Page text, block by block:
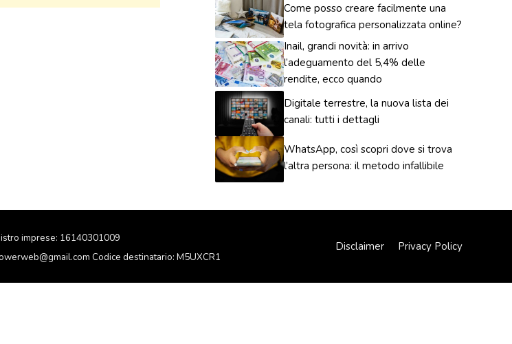
Come posso creare facilmente una
tela fotografica personalizzata online?
Inail, grandi novità: in arrivo
l’adeguamento del 5,4% delle
rendite, ecco quando
Digitale terrestre, la nuova lista dei
canali: tutti i dettagli
WhatsApp, così scopri dove si trova
l’altra persona: il metodo infallibile
imprese: 16140301009
Codice destinatario: M5UXCR1
Disclaimer Privacy Policy